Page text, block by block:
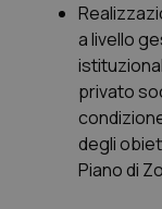
a livello
privato
degli
Piano di